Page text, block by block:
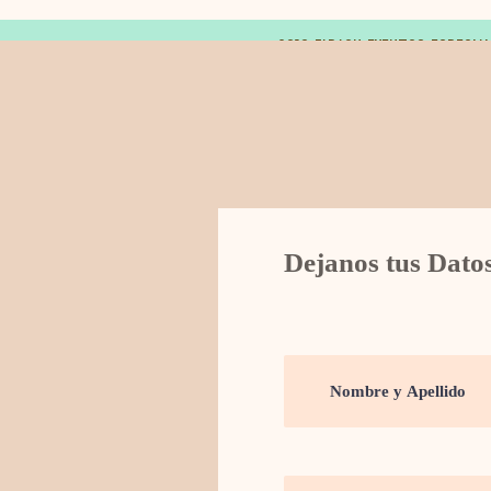
© 2019 FARAON EVENTOS
Dejanos tus